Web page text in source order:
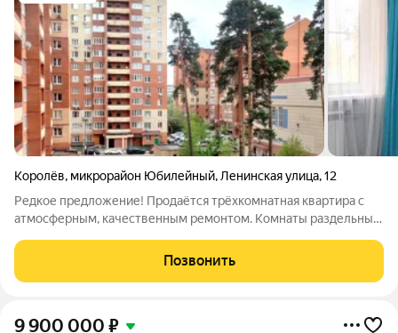
Королёв, микрорайон Юбилейный, Ленинская улица,12
Редкое предложение! Продаётся трёхкомнатная квартира с
атмосферным, качественным ремонтом. Комнаты раздельные,
лоджии с подогревом. Два санузла - с ванной и душевой,
кладовая-постирочная.
Позвонить
9 900 000 ₽